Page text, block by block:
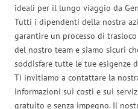
ideali per il lungo viaggio da
Tutti i dipendenti della nostra
garantire un processo di
del nostro team e siamo sicuri
soddisfare tutte le tue esigenze
Ti invitiamo a contattare la
informazioni sui costi e sui
gratuito e senza impegno. Il